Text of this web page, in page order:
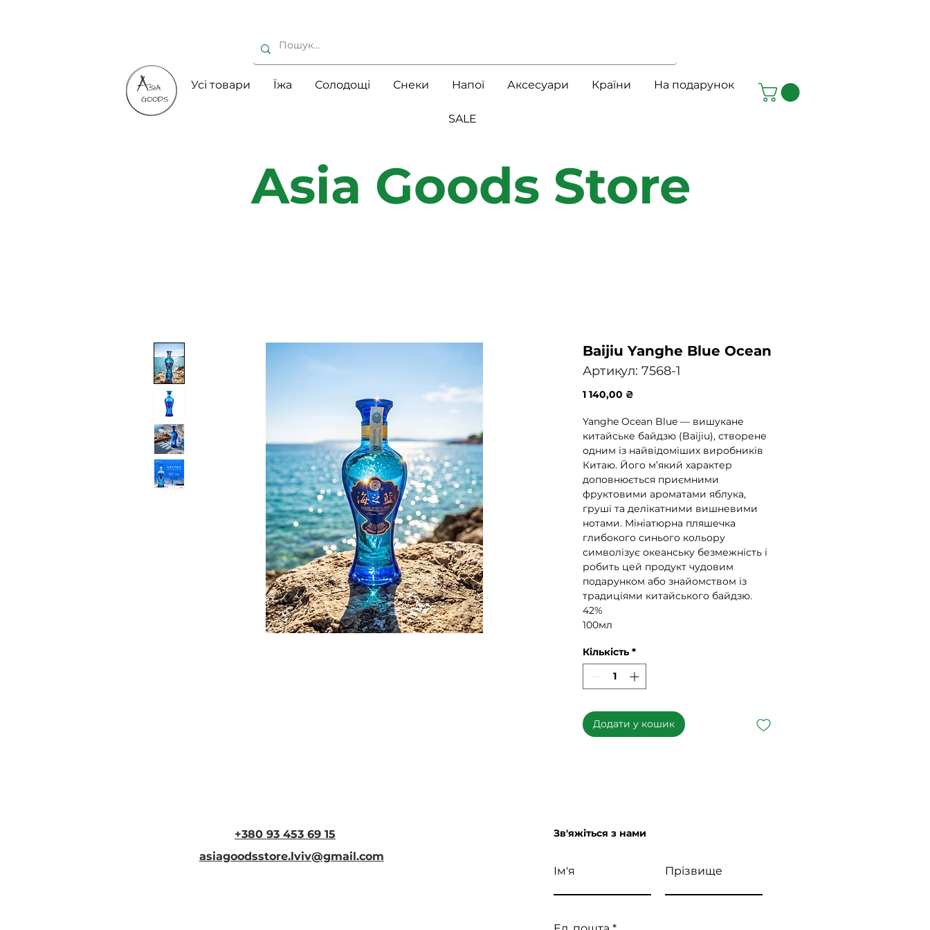
Усі товари Їжа Солодощі Снеки Напої Аксесуари Країни На подарунок
SALE
Asia Goods Store
Baijiu Yanghe Blue Ocean
Артикул: 7568-1
1 140,00 ₴
Yanghe Ocean Blue — вишукане
китайське байдзю (Baijiu), створене
одним із найвідоміших виробників
Китаю. Його м’який характер
доповнюється приємними
фруктовими ароматами яблука,
груші та делікатними вишневими
нотами. Мініатюрна пляшечка
глибокого синього кольору
символізує океанську безмежність і
робить цей продукт чудовим
подарунком або знайомством із
традиціями китайського байдзю.
42%
100мл
Кількість *
Додати у кошик
+380 93 453 69 15
asiagoodsstore.lviv@gmail.com
Зв'яжіться з нами
Ім'я Прізвище